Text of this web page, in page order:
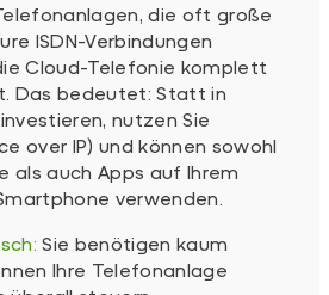
die oft große
ISDN-Verbindungen
Cloud-Telefonie komplett
Das bedeutet: Statt in
nutzen Sie
over IP) und können sowohl
als auch Apps auf Ihrem
verwenden.
Sie benötigen kaum
Ihre Telefonanlage